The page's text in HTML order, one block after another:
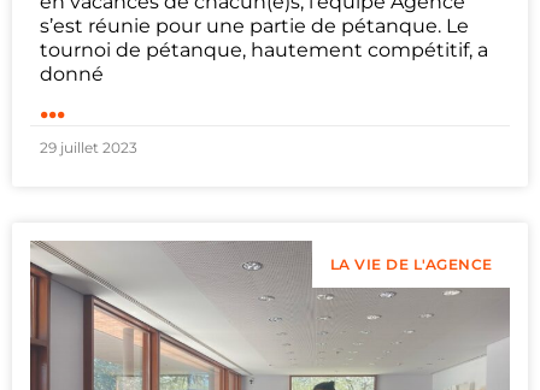
s’est réunie pour une partie de pétanque. Le
tournoi de pétanque, hautement compétitif, a
donné
...
29 juillet 2023
LA VIE DE L'AGENCE